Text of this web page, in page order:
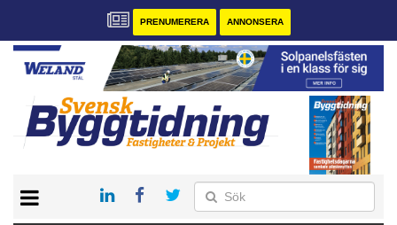
PRENUMERERA ANNONSERA